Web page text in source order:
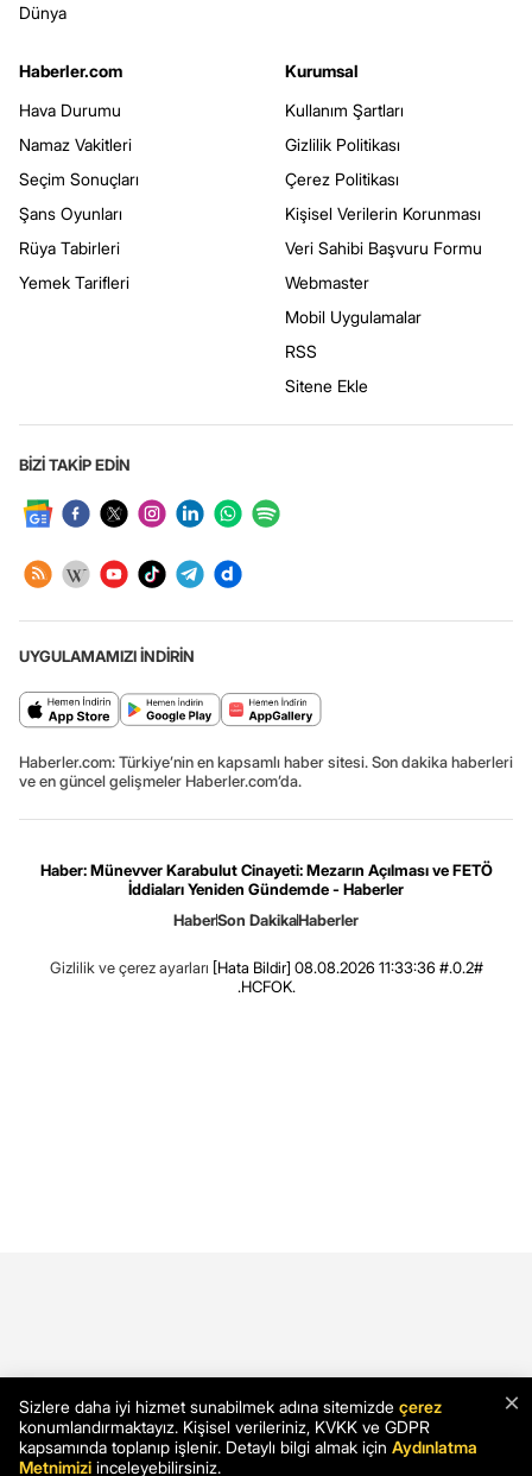
Dünya
Haberler.com
Hava Durumu
Namaz Vakitleri
Seçim Sonuçları
Şans Oyunları
Rüya Tabirleri
Yemek Tarifleri
Kurumsal
Kullanım Şartları
Gizlilik Politikası
Çerez Politikası
Kişisel Verilerin Korunması
Veri Sahibi Başvuru Formu
Webmaster
Mobil Uygulamalar
RSS
Sitene Ekle
BİZİ TAKİP EDİN
UYGULAMAMIZI İNDİRİN
Haberler.com: Türkiye’nin en kapsamlı haber sitesi. Son dakika haberleri
ve en güncel gelişmeler Haberler.com’da.
Haber: Münevver Karabulut Cinayeti: Mezarın Açılması ve FETÖ
İddiaları Yeniden Gündemde - Haberler
HaberSon DakikaHaberler
Gizlilik ve çerez ayarları [Hata Bildir] 08.08.2026 11:33:36 #.0.2#
.HCFOK.
×
Sizlere daha iyi hizmet sunabilmek adına sitemizde çerez
konumlandırmaktayız. Kişisel verileriniz, KVKK ve GDPR
kapsamında toplanıp işlenir. Detaylı bilgi almak için Aydınlatma
Metnimizi inceleyebilirsiniz.